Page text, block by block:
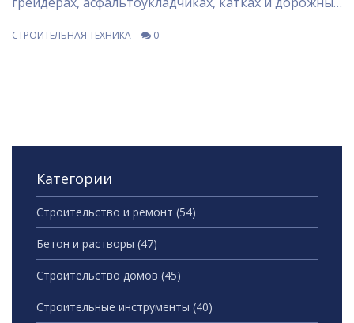
машин так важна.
СТРОИТЕЛЬНАЯ ТЕХНИКА 0
Категории
Строительство и ремонт (54)
Бетон и растворы (47)
Строительство домов (45)
Строительные инструменты (40)